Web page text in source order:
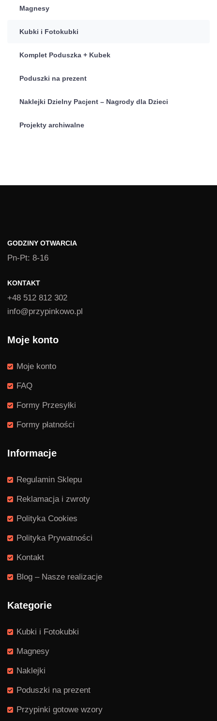
Magnesy
Kubki i Fotokubki
Komplet Poduszka + Kubek
Poduszki na prezent
Naklejki Dzielny Pacjent – Nagrody dla Dzieci
Projekty archiwalne
GODZINY OTWARCIA
Pn-Pt: 8-16
KONTAKT
+48 512 812 302
info@przypinkowo.pl
Moje konto
Moje konto
FAQ
Formy Przesyłki
Formy płatności
Informacje
Regulamin Sklepu
Reklamacja i zwroty
Polityka Cookies
Polityka Prywatności
Kontakt
Blog – Nasze realizacje
Kategorie
Kubki i Fotokubki
Magnesy
Naklejki
Poduszki na prezent
Przypinki gotowe wzory